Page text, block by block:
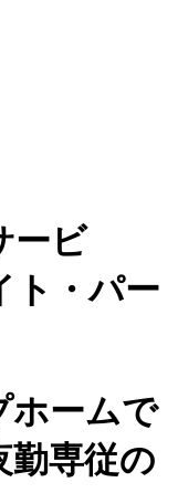
ービ
ト・パー
ホームで
専従の